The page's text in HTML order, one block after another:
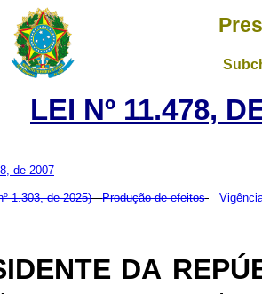
LEI Nº 11.478,
de 2007
1.303, de 2025) Produção de efeitos
DA